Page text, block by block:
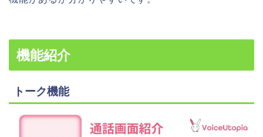
機能紹介
トーク機能